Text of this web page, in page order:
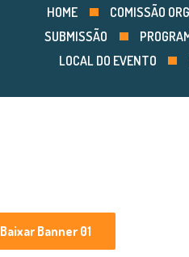
HOME COMISSÃO
SUBMISSÃO
LOCAL DO EVENTO
Baixar Banner 01